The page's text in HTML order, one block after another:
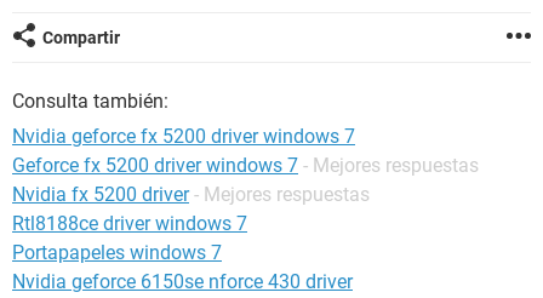
Compartir
Consulta también:
Nvidia geforce fx 5200 driver windows 7
Geforce fx 5200 driver windows 7 - Mejores respuestas
Nvidia fx 5200 driver - Mejores respuestas
Rtl8188ce driver windows 7
Portapapeles windows 7
Nvidia geforce 6150se nforce 430 driver